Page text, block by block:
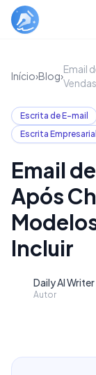
Início›Blog›
Email
Escrita de E-mail
Escrita Empresarial
Email
Após
Incluir
Daily AI
Autor